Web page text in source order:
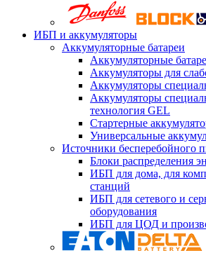
ИБП и аккумуляторы
Аккумуляторные батареи
Аккумуляторные
Аккумуляторы для
Аккумуляторы
Аккумуляторы
технология GEL
Стартерные
Универсальные
Источники бесперебойного
Блоки распределения
ИБП для дома, для
станций
ИБП для сетевого и
оборудования
ИБП для ЦОД и